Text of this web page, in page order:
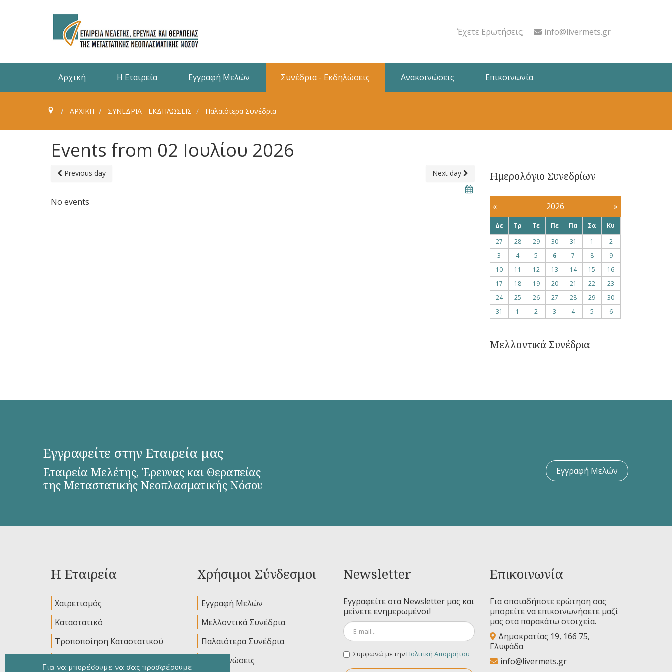
Έχετε Ερωτήσεις; info@livermets.gr
Αρχική Η Εταιρεία Εγγραφή Μελών Συνέδρια - Εκδηλώσεις Ανακοινώσεις Επικοινωνία
ΑΡΧΙΚΗ ΣΥΝΈΔΡΙΑ - ΕΚΔΗΛΏΣΕΙΣ Παλαιότερα Συνέδρια
Events from 02 Ιουλίου 2026
Previous day Next day
No events
Ημερολόγιο Συνεδρίων
« 2026 »
Δε Τρ Τε Πε Πα Σα
Κυ
27
28 29 30 31 1
2
3
4 5 6 7 8
9
10
11 12 13 14 15
16
17
18 19 20 21 22
23
24
25 26 27 28 29
30
31
1 2 3 4 5 6
Μελλοντικά Συνέδρια
Εγγραφείτε στην Εταιρεία μας
Εταιρεία Μελέτης, Έρευνας και Θεραπείας
της Μεταστατικής Νεοπλασματικής Νόσου
Εγγραφή Μελών
Η Εταιρεία
Χαιρετισμός
Καταστατικό
Τροποποίηση Καταστατικού
Χρήσιμοι Σύνδεσμοι
Εγγραφή Μελών
Μελλοντικά Συνέδρια
Παλαιότερα Συνέδρια
Ανακοινώσεις
Newsletter
Εγγραφείτε στα Newsletter μας και
μείνετε ενημερωμένοι!
Συμφωνώ με τηνΠολιτική Απορρήτου
Επικοινωνία
Για οποιαδήποτε ερώτηση σας
μπορείτε να επικοινωνήσετε μαζί
μας στα παρακάτω στοιχεία.
Δημοκρατίας 19, 166 75,
Γλυφάδα
info@livermets.gr
Για να μπορέσουμε να σας προσφέρουμε